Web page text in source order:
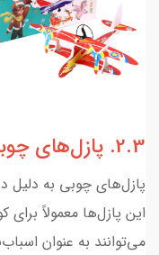
2.3. پازل‌های چوبی
پازل‌های چوبی به دلیل
این پازل‌ها معمولاً
می‌توانند به عنوان